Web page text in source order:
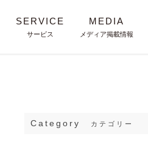
SERVICE
サービス
MEDIA
メディア掲載情報
Category カテゴリー